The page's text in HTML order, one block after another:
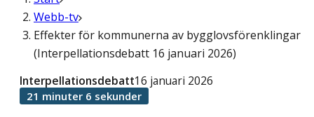
Webb-tv
Effekter för kommunerna av bygglovsförenklingar
(Interpellationsdebatt 16 januari 2026)
Interpellationsdebatt16 januari 2026
21 minuter 6 sekunder